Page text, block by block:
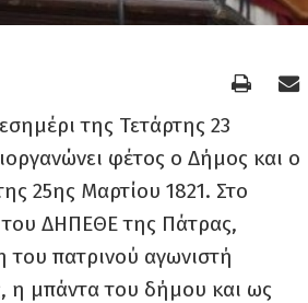
της Τετάρτης 23
φέτος ο Δήμος και ο
25ης Μαρτίου 1821. Στο
του ΔΗΠΕΘΕ της Πάτρας,
πατρινού αγωνιστή
η μπάντα του δήμου και ως